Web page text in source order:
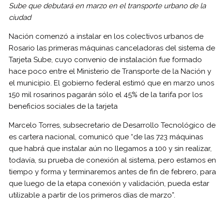
Sube que debutará en marzo en el transporte urbano de la
ciudad
Nación comenzó a instalar en los colectivos urbanos de
Rosario las primeras máquinas canceladoras del sistema de
Tarjeta Sube, cuyo convenio de instalación fue formado
hace poco entre el Ministerio de Transporte de la Nación y
el municipio. El gobierno federal estimó que en marzo unos
150 mil rosarinos pagarán sólo el 45% de la tarifa por los
beneficios sociales de la tarjeta
Marcelo Torres, subsecretario de Desarrollo Tecnológico de
es cartera nacional, comunicó que “de las 723 máquinas
que habrá que instalar aún no llegamos a 100 y sin realizar,
todavía, su prueba de conexión al sistema, pero estamos en
tiempo y forma y terminaremos antes de fin de febrero, para
que luego de la etapa conexión y validación, pueda estar
utilizable a partir de los primeros días de marzo”.